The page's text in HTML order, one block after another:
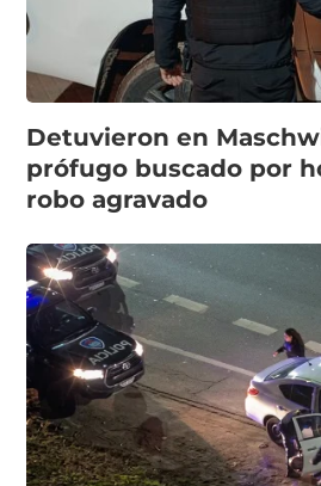
Detuvieron en
prófugo buscado por
robo agravado